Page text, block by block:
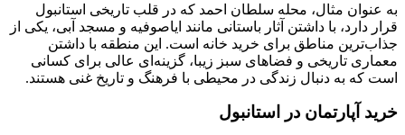
به عنوان مثال، محله سلطان احمد که در قلب تاریخی استانبول
قرار دارد، با داشتن آثار باستانی مانند ایاصوفیه و مسجد آبی، یکی از
جذاب‌ترین مناطق برای خرید خانه است. این منطقه با داشتن
معماری تاریخی و فضاهای سبز زیبا، گزینه‌ای عالی برای کسانی
است که به دنبال زندگی در محیطی با فرهنگ و تاریخ غنی هستند.
خرید آپارتمان در استانبول